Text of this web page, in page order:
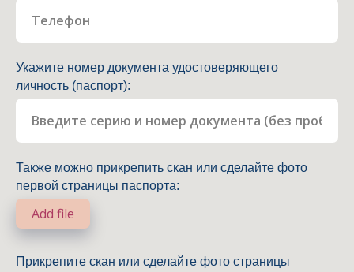
Укажите номер документа удостоверяющего
личность (паспорт):
Также можно прикрепить скан или сделайте фото
первой страницы паспорта:
Add file
Прикрепите скан или сделайте фото страницы